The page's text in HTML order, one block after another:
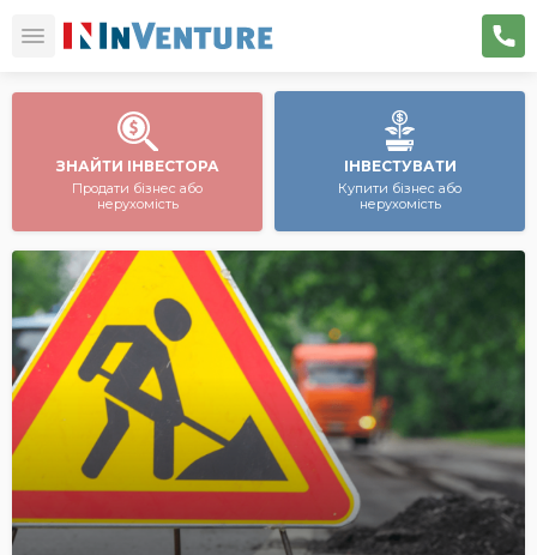
ЗНАЙТИ ІНВЕСТОРА
Продати бізнес або
нерухомість
ІНВЕСТУВАТИ
Купити бізнес або
нерухомість